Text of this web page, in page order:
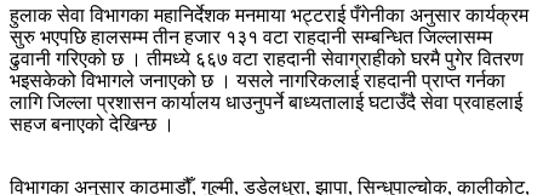
हुलाक सेवा विभागका महानिर्देशक मनमाया भट्टराई पँगेनीका अनुसार कार्यक्रम
सुरु भएपछि हालसम्म तीन हजार १३१ वटा राहदानी सम्बन्धित जिल्लासम्म
ढुवानी गरिएको छ । तीमध्ये ६६७ वटा राहदानी सेवाग्राहीको घरमै पुगेर वितरण
भइसकेको विभागले जनाएको छ । यसले नागरिकलाई राहदानी प्राप्त गर्नका
लागि जिल्ला प्रशासन कार्यालय धाउनुपर्ने बाध्यतालाई घटाउँदै सेवा प्रवाहलाई
सहज बनाएको देखिन्छ ।
विभागका अनुसार काठमाडौँ, गुल्मी, डडेलधुरा, झापा, सिन्धुपाल्चोक, कालीकोट,